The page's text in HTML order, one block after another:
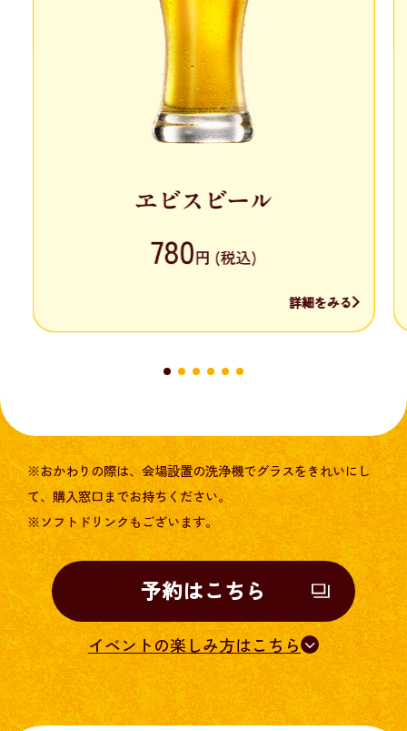
詳細をみる
※おかわりの際は、会場設置の洗浄機でグラスをきれいにし
て、購入窓口までお持ちください。
※ソフトドリンクもございます。
予約はこちら
イベントの楽しみ方はこちら